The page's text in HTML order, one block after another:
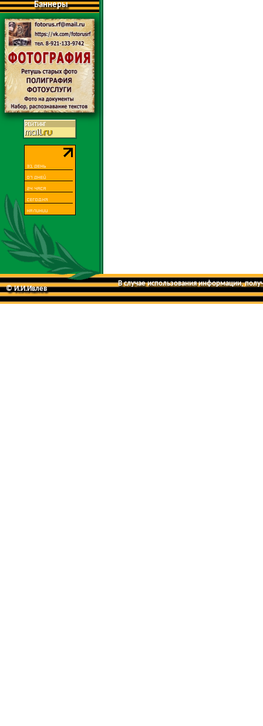
Баннеры
© И.И.Ивлев
В случае использования информации,